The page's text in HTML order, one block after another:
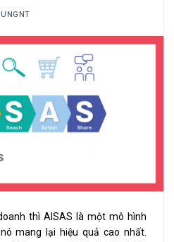
thì AISAS là một mô hình
mang lại hiệu quả cao nhất.